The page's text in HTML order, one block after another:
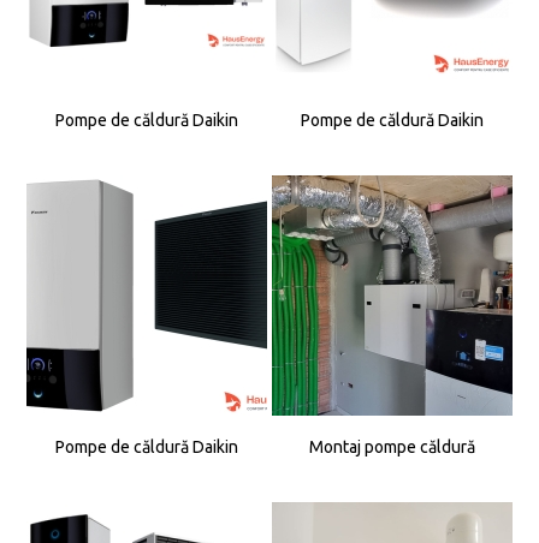
Pompe de căldură Daikin Pompe de căldură Daikin
Pompe de căldură Daikin Montaj pompe căldură